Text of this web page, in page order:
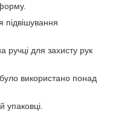
підвішування
ручці для захисту рук
використано понад
упаковці.